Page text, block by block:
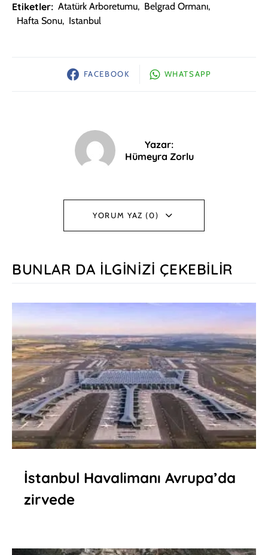
Etiketler: Atatürk Arboretumu, Belgrad Ormanı,
Hafta Sonu, Istanbul
FACEBOOK WHATSAPP
Yazar:
Hümeyra Zorlu
YORUM YAZ (0)
BUNLAR DA İLGINIZI ÇEKEBILIR
İstanbul Havalimanı Avrupa’da
zirvede